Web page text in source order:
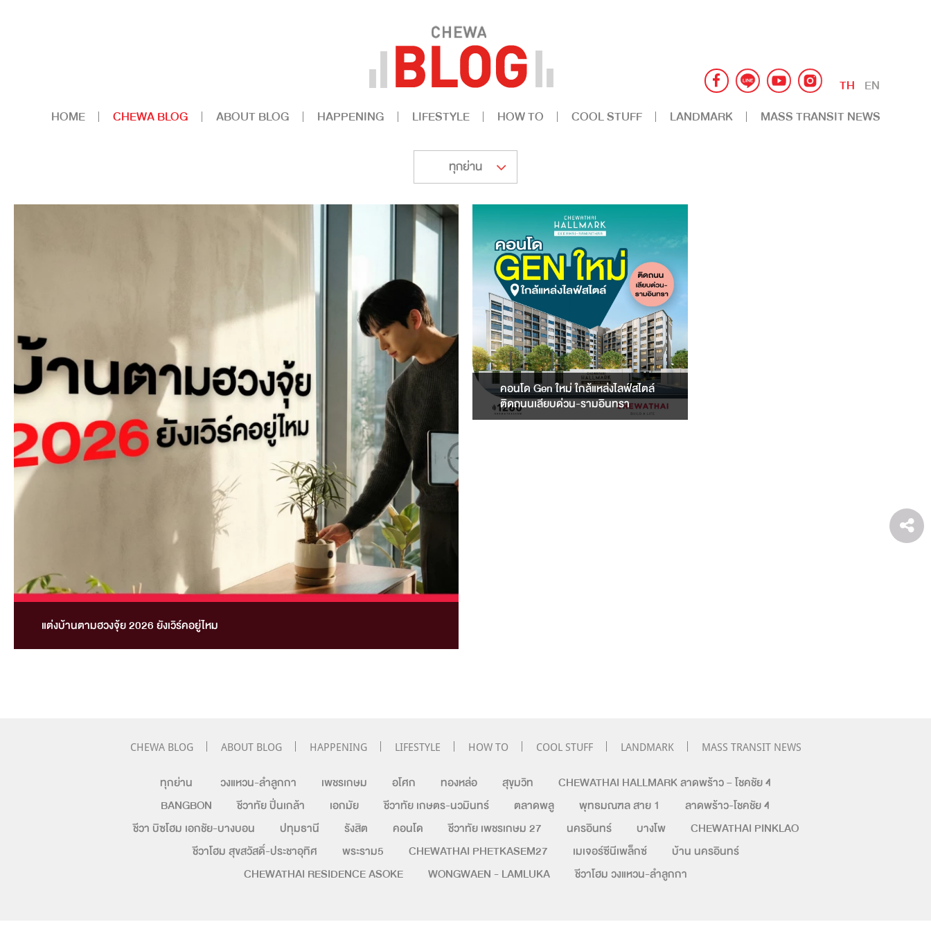
TH EN
HOME
CHEWA BLOG ABOUT BLOG HAPPENING LIFESTYLE HOW TO COOL STUFF LANDMARK MASS TRANSIT NEWS
ทุกย่าน
แต่งบ้านตามฮวงจุ้ย 2026 ยังเวิร์คอยู่ไหม
คอนโด Gen ใหม่ ใกล้แหล่งไลฟ์สไตล์
ติดถนนเลียบด่วน-รามอินทรา
CHEWA BLOG ABOUT BLOG HAPPENING LIFESTYLE HOW TO COOL STUFF LANDMARK MASS TRANSIT NEWS
ทุกย่าน วงแหวน-ลำลูกกา เพชรเกษม อโศก ทองหล่อ สุขุมวิท
CHEWATHAI HALLMARK ลาดพร้าว – โชคชัย 4
BANGBON
ชีวาทัย ปิ่นเกล้า เอกมัย ชีวาทัย เกษตร-นวมินทร์ ตลาดพลู พุทธมณฑล สาย 1
ลาดพร้าว-โชคชัย 4
ชีวา บิซโฮม เอกชัย-บางบอน
ปทุมธานี รังสิต คอนโด ชีวาทัย เพชรเกษม 27 นครอินทร์ บางโพ
CHEWATHAI PINKLAO
ชีวาโฮม สุขสวัสดิ์-ประชาอุทิศ
พระราม5 CHEWATHAI PHETKASEM27 เมเจอร์ซีนีเพล็กซ์
บ้าน นครอินทร์
CHEWATHAI RESIDENCE ASOKE
WONGWAEN - LAMLUKA ชีวาโฮม วงแหวน-ลำลูกกา